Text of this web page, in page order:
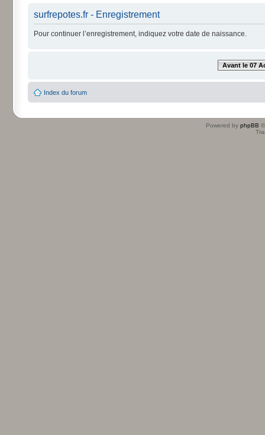
surfrepotes.fr - Enregistrement
Pour continuer l’enregistrement, indiquez votre date de naissance.
Avant le 07
Index du forum
Powered by phpBB